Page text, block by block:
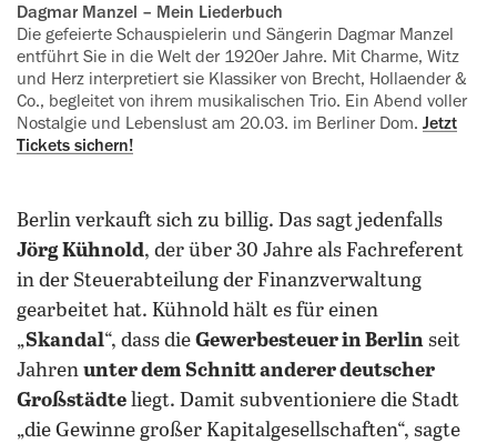
Dagmar Manzel – Mein Liederbuch
Die gefeierte Schauspielerin und ‍Sängerin Dagmar Manzel
entführt Sie in die Welt der 1920er Jahre. Mit Charme, Witz
und Herz interpretiert sie Klassiker von Brecht, Hollaender &
Co., begleitet von ihrem musikalischen Trio. Ein Abend voller
Nostalgie und Lebenslust am 20.03. im Berliner Dom. Jetzt
Tickets sichern!
Berlin verkauft sich zu billig. Das sagt jedenfalls
Jörg Kühnold, der über 30 Jahre als Fachreferent
in der Steuerabteilung der Finanzverwaltung
gearbeitet hat. Kühnold hält es für einen
„Skandal“, dass die Gewerbesteuer in Berlin seit
Jahren unter dem Schnitt anderer deutscher
Großstädte liegt. Damit subventioniere die Stadt
„die Gewinne großer Kapitalgesellschaften“, sagte